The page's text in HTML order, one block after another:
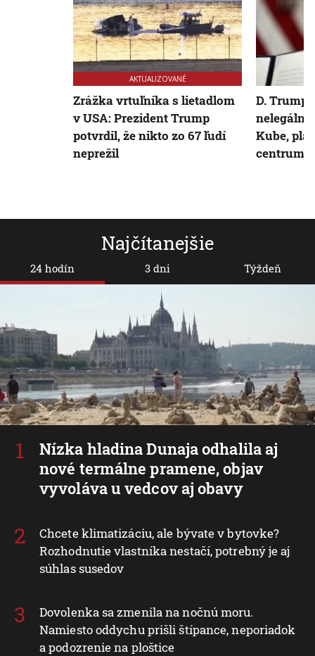
Najčítanejšie
24 hodín
Nízka hladina Dunaja odhalila aj
nové termálne pramene, objav
vyvoláva u vedcov aj obavy
Chcete klimatizáciu, ale bývate v bytovke?
Rozhodnutie vlastníka nestačí, potrebný je aj
súhlas susedov
Dovolenka sa zmenila na nočnú moru.
Namiesto oddychu prišli štípance, neporiadok
a podozrenie na ploštice
3 dni Týždeň
AKTUALIZOVANÉ
Zrážka vrtuľníka s lietadlom
v USA: Prezident Trump
potvrdil, že nikto zo 67 ľudí
neprežil
D. Trump
Kube,
centrum